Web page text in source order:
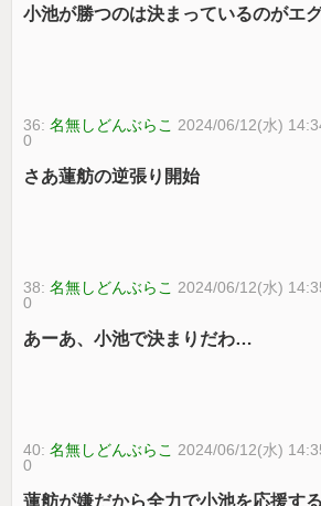
小池が勝つのは決まっているのがエグ
36:名無しどんぶらこ 2024/06/12(水)
0
さあ蓮舫の逆張り開始
38:名無しどんぶらこ 2024/06/12(水)
0
あーあ、小池で決まりだわ…
40:名無しどんぶらこ 2024/06/12(水)
0
蓮舫が嫌だから全力で小池を応援する